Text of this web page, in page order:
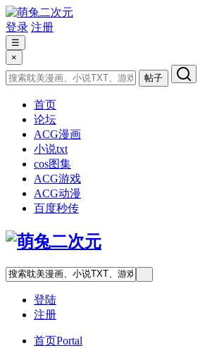
登录 注册
☰
×
帖子
首页
论坛
ACG漫画
小说txt
cos图集
ACG游戏
ACG动漫
百度秒传
登陆
注册
首页Portal